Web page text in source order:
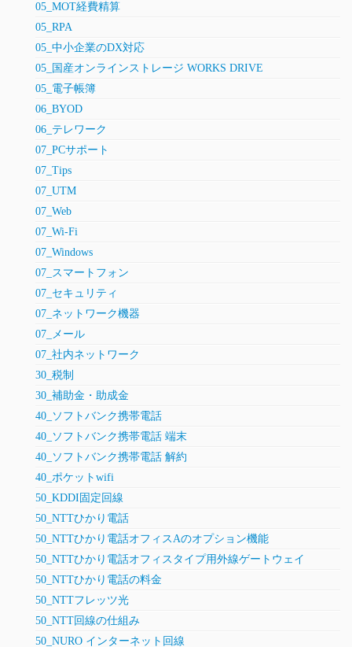
05_MOT経費精算
05_RPA
05_中小企業のDX対応
05_国産オンラインストレージ WORKS DRIVE
05_電子帳簿
06_BYOD
06_テレワーク
07_PCサポート
07_Tips
07_UTM
07_Web
07_Wi-Fi
07_Windows
07_スマートフォン
07_セキュリティ
07_ネットワーク機器
07_メール
07_社内ネットワーク
30_税制
30_補助金・助成金
40_ソフトバンク携帯電話
40_ソフトバンク携帯電話 端末
40_ソフトバンク携帯電話 解約
40_ポケットwifi
50_KDDI固定回線
50_NTTひかり電話
50_NTTひかり電話オフィスAのオプション機能
50_NTTひかり電話オフィスタイプ用外線ゲートウェイ
50_NTTひかり電話の料金
50_NTTフレッツ光
50_NTT回線の仕組み
50_NURO インターネット回線